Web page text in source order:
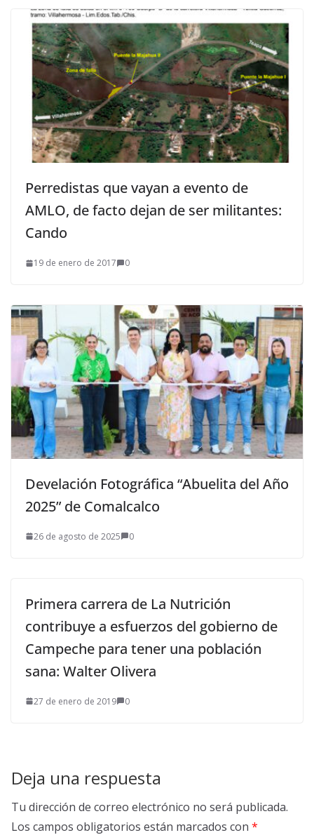
Perredistas que vayan a evento de
AMLO, de facto dejan de ser militantes:
Cando
19 de enero de 2017 0
Develación Fotográfica “Abuelita del Año
2025” de Comalcalco
26 de agosto de 2025 0
Primera carrera de La Nutrición
contribuye a esfuerzos del gobierno de
Campeche para tener una población
sana: Walter Olivera
27 de enero de 2019 0
Deja una respuesta
Tu dirección de correo electrónico no será publicada.
Los campos obligatorios están marcados con *